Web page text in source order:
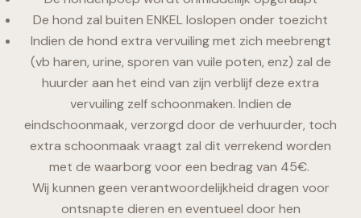
De hond zal buiten ENKEL loslopen onder toezicht
Indien de hond extra vervuiling met zich meebrengt
(vb haren, urine, sporen van vuile poten, enz) zal de
huurder aan het eind van zijn verblijf deze extra
vervuiling zelf schoonmaken. Indien de
eindschoonmaak, verzorgd door de verhuurder, toch
extra schoonmaak vraagt zal dit verrekend worden
met de waarborg voor een bedrag van 45€.
Wij kunnen geen verantwoordelijkheid dragen voor
ontsnapte dieren en eventueel door hen